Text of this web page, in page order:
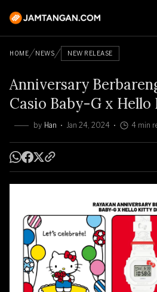
HOME NEWS NEW RELEASE
Anniversary
Casio Baby-G x
by Han Jan 24, 2024 4 min